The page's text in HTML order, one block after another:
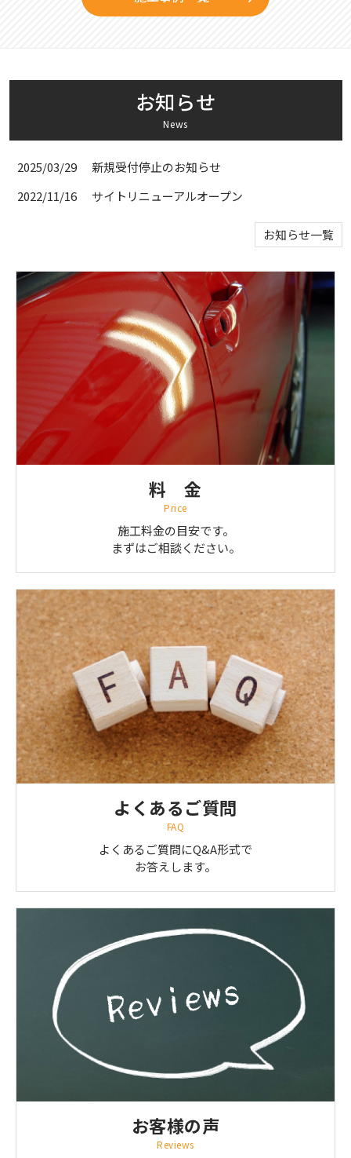
お知らせ
News
2025/03/29
新規受付停止のお知らせ
2022/11/16
サイトリニューアルオープン
お知らせ一覧
料 金
Price
施工料金の目安です。
まずはご相談ください。
よくあるご質問
FAQ
よくあるご質問にQ&A形式で
お答えします。
お客様の声
Reviews